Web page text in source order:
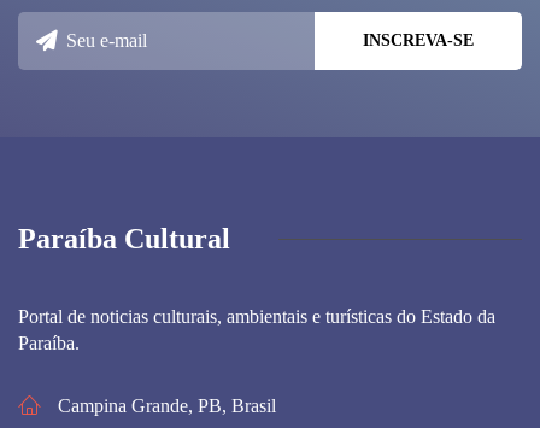
Paraíba Cultural
Portal de noticias culturais, ambientais e turísticas do Estado da
Paraíba.
Campina Grande, PB, Brasil